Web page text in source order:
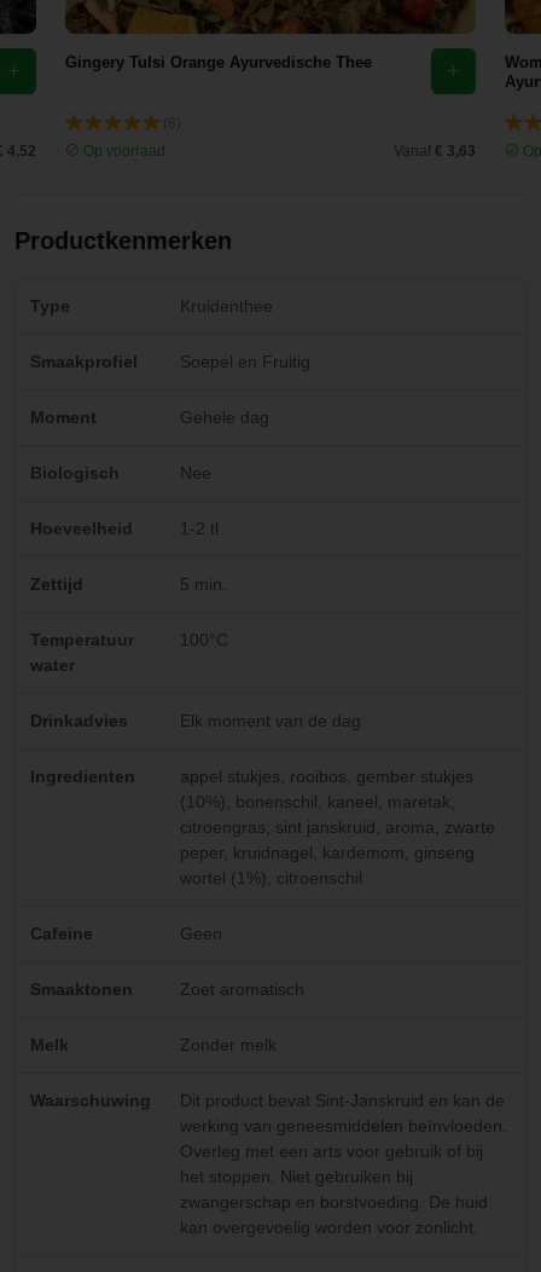
4,52
Gingery Tulsi Orange Ayurvedische Thee
Op voorraad
Vanaf € 3,63
Productkenmerken
Type Kruidenthee
Smaakprofiel Soepel en Fruitig
Moment Gehele dag
Biologisch Nee
Hoeveelheid 1-2 tl
Zettijd 5 min.
Temperatuur
water
100°C
Drinkadvies Elk moment van de dag
Ingredienten
appel stukjes, rooibos, gember stukjes
(10%), bonenschil, kaneel, maretak,
citroengras, sint janskruid, aroma, zwarte
peper, kruidnagel, kardemom, ginseng
wortel (1%), citroenschil
Cafeine Geen
Smaaktonen Zoet aromatisch
Melk Zonder melk
Waarschuwing
Dit product bevat Sint-Janskruid en kan de
werking van geneesmiddelen beïnvloeden.
Overleg met een arts voor gebruik of bij
het stoppen. Niet gebruiken bij
zwangerschap en borstvoeding. De huid
kan overgevoelig worden voor zonlicht.